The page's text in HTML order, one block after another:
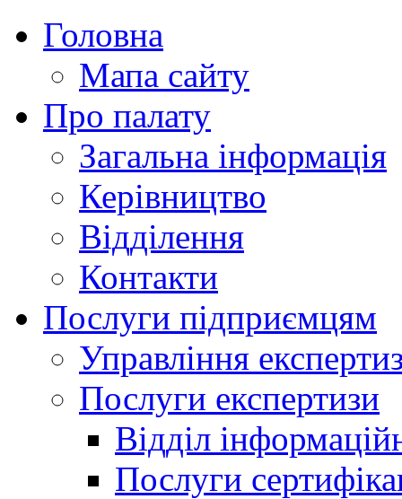
Головна
Мапа сайту
Про палату
Загальна інформація
Керівництво
Відділення
Контакти
Послуги підприємцям
Управління
Послуги експертизи
Відділ
Послуги